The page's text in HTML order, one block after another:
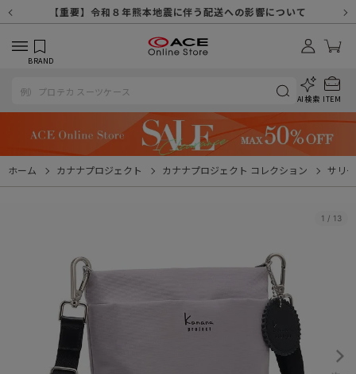
【重要】8/11（火・祝）休業及び配送スケジュールについて
【重要】令和８年熊本地震に伴う配送への影響について
【重要】納品書・領収書ペーパーレス化（電子化）のお知らせ
【重要】天候不良や交通状況・物量増等に伴う配送への影響について
【重要】悪質な詐欺サイトにご注意ください
【重要】各種メールが届かない場合に関しまして
【重要】お問い合わせのご対応に関しまして
【重要】SNSのなりすまし詐欺にご注意ください
BRAND
AI検索 ITEM
ホーム カナナプロジェクト カナナプロジェクト コレクション サリ
1 / 13